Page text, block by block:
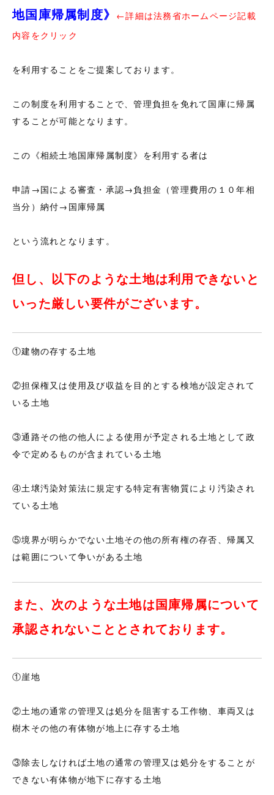
地国庫帰属制度》 ←詳細は法務省ホームページ記載
内容をクリック
を利用することをご提案しております。
この制度を利用することで、管理負担を免れて国庫に帰属
することが可能となります。
この《相続土地国庫帰属制度》を利用する者は
申請→国による審査・承認→負担金（管理費用の１０年相
当分）納付→国庫帰属
という流れとなります。
但し、以下のような土地は利用できないと
いった厳しい要件がございます。
①建物の存する土地
②担保権又は使用及び収益を目的とする検地が設定されて
いる土地
③通路その他の他人による使用が予定される土地として政
令で定めるものが含まれている土地
④土壌汚染対策法に規定する特定有害物質により汚染され
ている土地
⑤境界が明らかでない土地その他の所有権の存否、帰属又
は範囲について争いがある土地
また、次のような土地は国庫帰属について
承認されないこととされております。
①崖地
②土地の通常の管理又は処分を阻害する工作物、車両又は
樹木その他の有体物が地上に存する土地
③除去しなければ土地の通常の管理又は処分をすることが
できない有体物が地下に存する土地